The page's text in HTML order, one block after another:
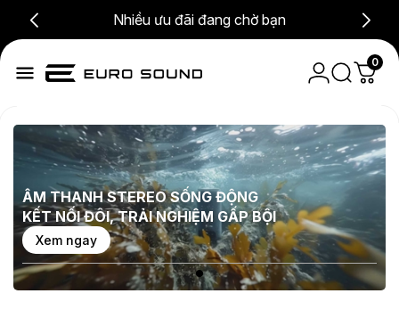
Nhiều ưu đãi đang chờ bạn
0
ÂM THANH CHÍNH XÁC
TRẢI NGHIỆM ĐỈNH CAO
Xem ngay